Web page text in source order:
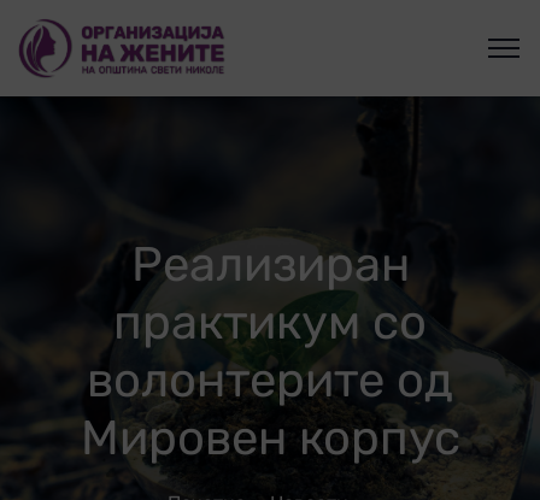
Реализиран
практикум со
волонтерите од
Мировен корпус